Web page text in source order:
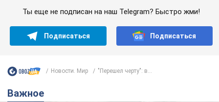
Ты еще не подписан на наш Telegram? Быстро жми!
Подписаться Подписаться
Новости. Мир "Перешел черту": в...
Важное